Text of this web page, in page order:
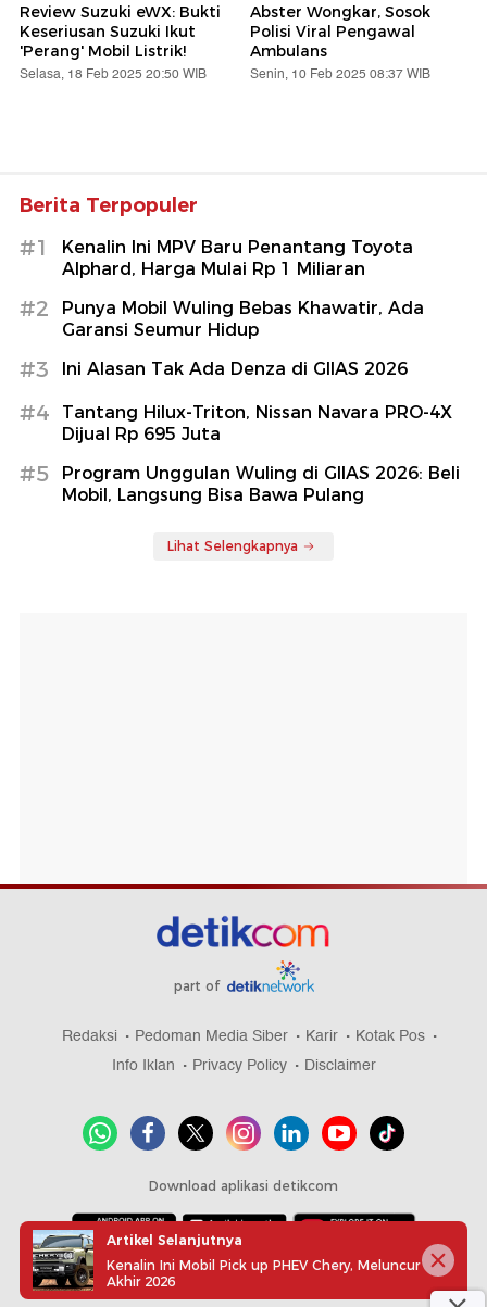
Review Suzuki eWX: Bukti
Keseriusan Suzuki Ikut
'Perang' Mobil Listrik!
Selasa, 18 Feb 2025 20:50 WIB
Abster Wongkar, Sosok
Polisi Viral Pengawal
Ambulans
Senin, 10 Feb 2025 08:37 WIB
Berita Terpopuler
#1
Kenalin Ini MPV Baru Penantang Toyota
Alphard, Harga Mulai Rp 1 Miliaran
#2
Punya Mobil Wuling Bebas Khawatir, Ada
Garansi Seumur Hidup
#3 Ini Alasan Tak Ada Denza di GIIAS 2026
#4
Tantang Hilux-Triton, Nissan Navara PRO-4X
Dijual Rp 695 Juta
#5
Program Unggulan Wuling di GIIAS 2026: Beli
Mobil, Langsung Bisa Bawa Pulang
Lihat Selengkapnya
part of
Redaksi Pedoman Media Siber Karir
Kotak Pos
Info Iklan
Privacy Policy Disclaimer
Download aplikasi detikcom
Copyright @ 2026 detikcom, All right reserved
Artikel Selanjutnya
Kenalin Ini Mobil Pick up PHEV Chery, Meluncur
Akhir 2026